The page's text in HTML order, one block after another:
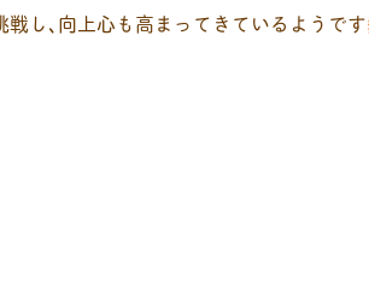
し､向上心も高まってきているようです